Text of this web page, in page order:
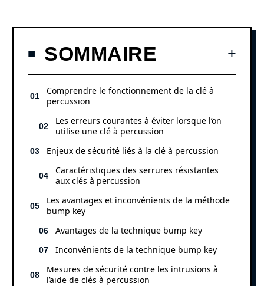
SOMMAIRE
Comprendre le fonctionnement de la clé à
percussion
Les erreurs courantes à éviter lorsque l’on
utilise une clé à percussion
Enjeux de sécurité liés à la clé à percussion
Caractéristiques des serrures résistantes
aux clés à percussion
Les avantages et inconvénients de la méthode
bump key
Avantages de la technique bump key
Inconvénients de la technique bump key
Mesures de sécurité contre les intrusions à
l’aide de clés à percussion